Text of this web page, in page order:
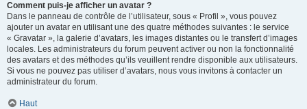
Comment puis-je afficher un avatar ?
Dans le panneau de contrôle de l’utilisateur, sous « Profil », vous pouvez
ajouter un avatar en utilisant une des quatre méthodes suivantes : le service
« Gravatar », la galerie d’avatars, les images distantes ou le transfert d’images
locales. Les administrateurs du forum peuvent activer ou non la fonctionnalité
des avatars et des méthodes qu’ils veuillent rendre disponible aux utilisateurs.
Si vous ne pouvez pas utiliser d’avatars, nous vous invitons à contacter un
administrateur du forum.
Haut